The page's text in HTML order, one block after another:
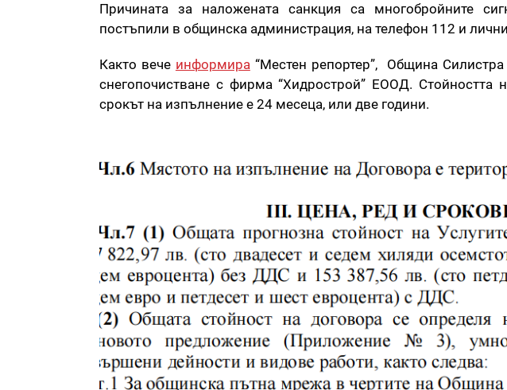
Причината за наложената санкция са многобройните
постъпили в общинска администрация, на телефон 112 и
Както вече информира“Местен репортер”, Община
снегопочистване с фирма “Хидрострой” ЕООД.
срокът на изпълнение е 24 месеца, или две години.